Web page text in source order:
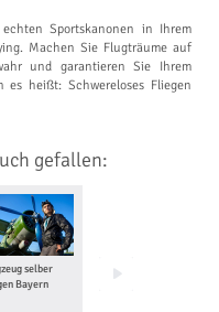
Sportskanonen in Ihrem
Machen Sie Flugträume auf
und garantieren Sie Ihrem
es heißt: Schwereloses Fliegen
gefallen:
selber
Bayern
Gleitschirm